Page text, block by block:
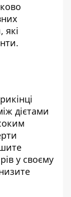
які
дієтами
у своєму